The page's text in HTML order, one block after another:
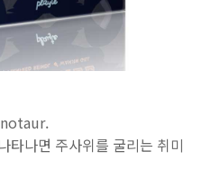
타나면 주사위를 굴리는 취미